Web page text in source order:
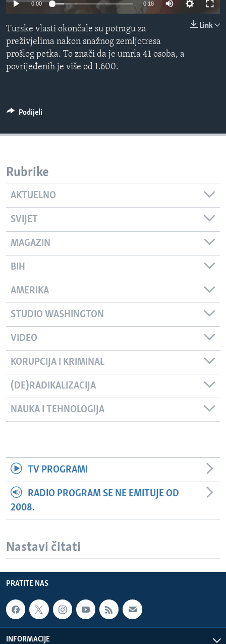
MAGAZIN
O GLASU AMERIKE
Learning English
0:00 0:18
Link
Turske vlasti okončale su potragu za
preživjelima nakon snažnog zemljotresa
prošlog petka. To znači da je umrla 41 osoba, a
povrijeđenih je više od 1.600.
Podijeli
Rubrike
AKTUELNO
SVIJET
MAGAZIN
BIH
AMERIKA
STUDIO WASHINGTON
VIDEO
KORUPCIJA I KRIMINAL
(DE)RADIKALIZACIJA
NAUKA I TEHNOLOGIJA
TV PROGRAMI
RADIO PROGRAM SE NE EMITUJE OD
2008.
Nastavi čitati
PRATITE NAS
INFORMACIJE